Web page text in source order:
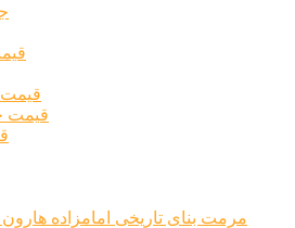
قیمت
قیمت
مرمت بنای تاریخی امامزاده